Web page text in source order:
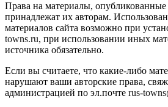
Права на материалы, опубликованные
принадлежат их авторам.
материалов сайта возможно при
towns.ru, при использовании иных
источника обязательно.
Если вы считаете, что какие-либо
нарушают ваши авторские права,
администрацией по эл.почте rus-